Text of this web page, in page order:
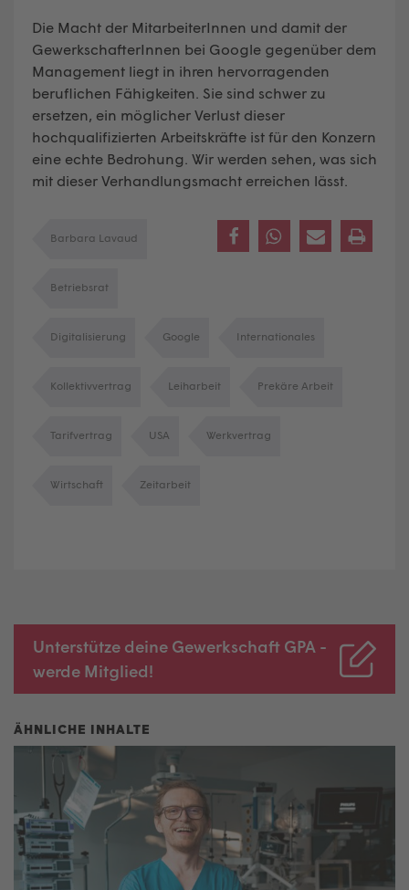
Die Macht der MitarbeiterInnen und damit der
GewerkschafterInnen bei Google gegenüber dem
Management liegt in ihren hervorragenden
beruflichen Fähigkeiten. Sie sind schwer zu
ersetzen, ein möglicher Verlust dieser
hochqualifizierten Arbeitskräfte ist für den Konzern
eine echte Bedrohung. Wir werden sehen, was sich
mit dieser Verhandlungsmacht erreichen lässt.
Barbara Lavaud
Betriebsrat
Digitalisierung Google Internationales
Kollektivvertrag Leiharbeit Prekäre Arbeit
Tarifvertrag USA Werkvertrag
Wirtschaft Zeitarbeit
Unterstütze deine Gewerkschaft GPA -
werde Mitglied!